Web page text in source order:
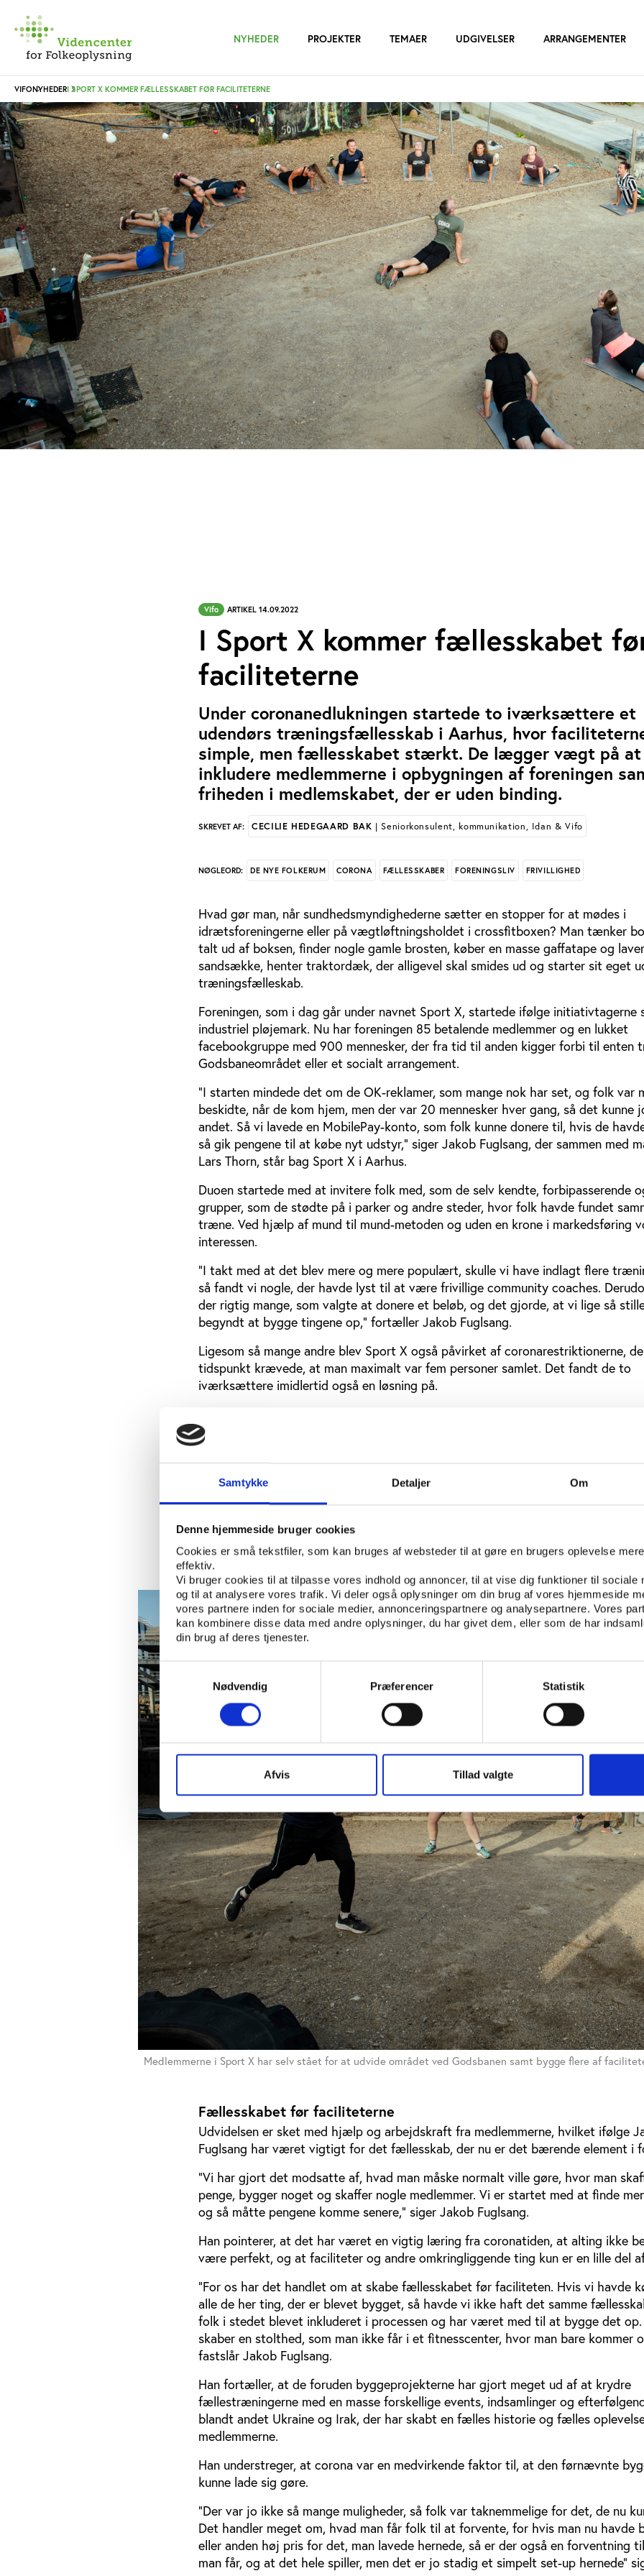
Samtykke Detaljer Om
Denne hjemmeside bruger cookies
Cookies er små tekstfiler, som kan bruges af websteder til at gøre en brugers oplevelse mere
effektiv.
Vi bruger cookies til at tilpasse vores indhold og annoncer, til at vise dig funktioner til sociale
og til at analysere vores trafik. Vi deler også oplysninger om din brug af vores hjemmeside
vores partnere inden for sociale medier, annonceringspartnere og analysepartnere. Vores
kan kombinere disse data med andre oplysninger, du har givet dem, eller som de har
din brug af deres tjenester.
Samtykkevalg
Nødvendig
Præferencer Statistik
Afvis Tillad valgte
NYHEDER PROJEKTER TEMAER UDGIVELSER ARRANGEMENTER
VIFONYHEDERI SPORT X KOMMER FÆLLESSKABET FØR FACILITETERNE
Vifo ARTIKEL 14.09.2022
I Sport X kommer fællesskabet
faciliteterne
Under coronanedlukningen startede to iværksættere et
udendørs træningsfællesskab i Aarhus, hvor
simple, men fællesskabet stærkt. De lægger vægt på at
inkludere medlemmerne i opbygningen af foreningen
friheden i medlemskabet, der er uden binding.
SKREVET AF: CECILIE HEDEGAARD BAK | Seniorkonsulent, kommunikation, Idan & Vifo
NØGLEORD: DE NYE FOLKERUM CORONA FÆLLESSKABER FORENINGSLIV FRIVILLIGHED
Hvad gør man, når sundhedsmyndighederne sætter en stopper for at mødes i
idrætsforeningerne eller på vægtløftningsholdet i crossfitboxen? Man tænker
talt ud af boksen, finder nogle gamle brosten, køber en masse gaffatape og
sandsække, henter traktordæk, der alligevel skal smides ud og starter sit eget
træningsfælleskab.
Foreningen, som i dag går under navnet Sport X, startede ifølge initiativtagerne
industriel pløjemark. Nu har foreningen 85 betalende medlemmer og en lukket
facebookgruppe med 900 mennesker, der fra tid til anden kigger forbi til enten
Godsbaneområdet eller et socialt arrangement.
”I starten mindede det om de OK-reklamer, som mange nok har set, og folk var
beskidte, når de kom hjem, men der var 20 mennesker hver gang, så det kunne
andet. Så vi lavede en MobilePay-konto, som folk kunne donere til, hvis de
så gik pengene til at købe nyt udstyr,” siger Jakob Fuglsang, der sammen med
Lars Thorn, står bag Sport X i Aarhus.
Duoen startede med at invitere folk med, som de selv kendte, forbipasserende
grupper, som de stødte på i parker og andre steder, hvor folk havde fundet
træne. Ved hjælp af mund til mund-metoden og uden en krone i markedsføring
interessen.
”I takt med at det blev mere og mere populært, skulle vi have indlagt flere
så fandt vi nogle, der havde lyst til at være frivillige community coaches.
der rigtig mange, som valgte at donere et beløb, og det gjorde, at vi lige så
begyndt at bygge tingene op,” fortæller Jakob Fuglsang.
Ligesom så mange andre blev Sport X også påvirket af coronarestriktionerne,
tidspunkt krævede, at man maximalt var fem personer samlet. Det fandt de to
iværksættere imidlertid også en løsning på.
folk bruge udstyret i open gym og træne, når de havde lyst. Vores trænere lavede
onlinetræning, som man enten kunne lave derhjemme eller hernede, og så lavede
timeslots hele dagen, så der maximalt var fem til stede ad gangen,” siger Jakob
På de godt to år, hvor Sport X har eksisteret, er arealet ved Godsbanen blevet
blevet erstattet med flis og yogamåtter, og der er fortsat fri adgang til
udstyr, hvis man betaler for et medlemskab.
Medlemmerne i Sport X har selv stået for at udvide området ved Godsbanen samt bygge flere af
Fællesskabet før faciliteterne
Udvidelsen er sket med hjælp og arbejdskraft fra medlemmerne, hvilket ifølge
Fuglsang har været vigtigt for det fællesskab, der nu er det bærende element i
”Vi har gjort det modsatte af, hvad man måske normalt ville gøre, hvor man
penge, bygger noget og skaffer nogle medlemmer. Vi er startet med at finde
og så måtte pengene komme senere,” siger Jakob Fuglsang.
Han pointerer, at det har været en vigtig læring fra coronatiden, at alting ikke
være perfekt, og at faciliteter og andre omkringliggende ting kun er en lille del
”For os har det handlet om at skabe fællesskabet før faciliteten. Hvis vi havde
alle de her ting, der er blevet bygget, så havde vi ikke haft det samme
folk i stedet blevet inkluderet i processen og har været med til at bygge det
skaber en stolthed, som man ikke får i et fitnesscenter, hvor man bare kommer
fastslår Jakob Fuglsang.
Han fortæller, at de foruden byggeprojekterne har gjort meget ud af at krydre
fællestræningerne med en masse forskellige events, indsamlinger og
blandt andet Ukraine og Irak, der har skabt en fælles historie og fælles
medlemmerne.
Han understreger, at corona var en medvirkende faktor til, at den førnævnte
kunne lade sig gøre.
”Der var jo ikke så mange muligheder, så folk var taknemmelige for det, de nu
Det handler meget om, hvad man får folk til at forvente, for hvis man nu havde
eller anden høj pris for det, man lavede hernede, så er der også en forventning
man får, og at det hele spiller, men det er jo stadig et simpelt set-up hernede”